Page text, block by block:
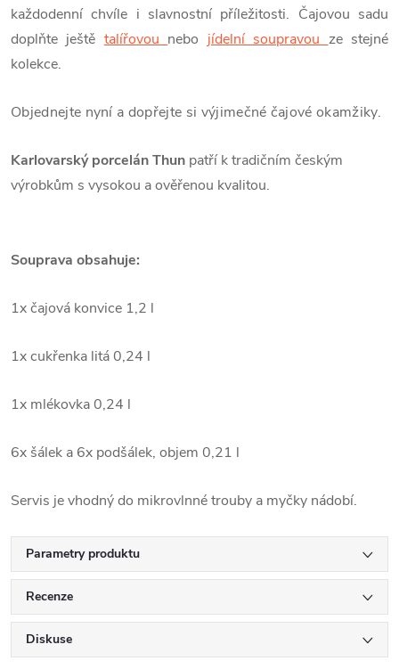
každodenní chvíle i slavnostní příležitosti. Čajovou sadu
doplňte ještě talířovou nebo jídelní soupravou ze stejné
kolekce.
Objednejte nyní a dopřejte si výjimečné čajové okamžiky.
Karlovarský porcelánThun patří k tradičním českým
výrobkům s vysokou a ověřenou kvalitou.
Souprava obsahuje:
1x čajová konvice 1,2 l
1x cukřenka litá 0,24 l
1x mlékovka 0,24 l
6x šálek a 6x podšálek, objem 0,21 l
Servis je vhodný do mikrovlnné trouby a myčky nádobí.
Parametry produktu
Recenze
Diskuse